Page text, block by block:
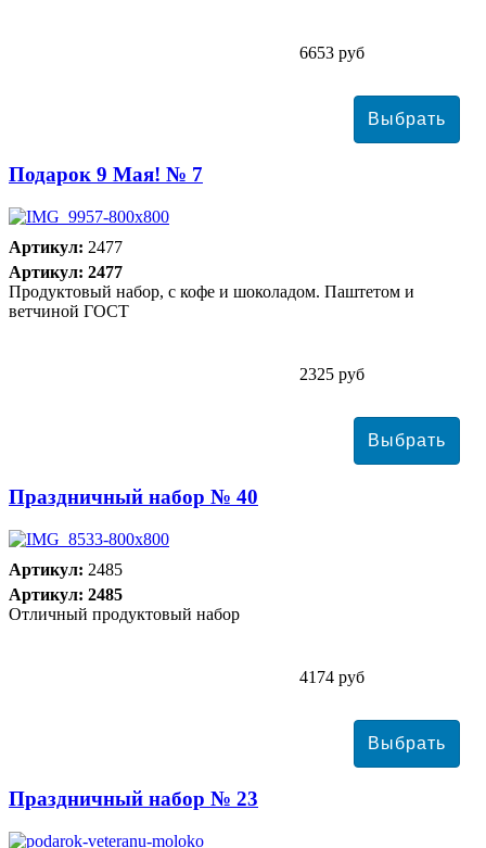
6653 руб
Подарок 9 Мая! № 7
Артикул: 2477
Артикул: 2477
Продуктовый набор, с кофе и шоколадом. Паштетом и
ветчиной ГОСТ
2325 руб
Праздничный набор № 40
Артикул: 2485
Артикул: 2485
Отличный продуктовый набор
4174 руб
Праздничный набор № 23